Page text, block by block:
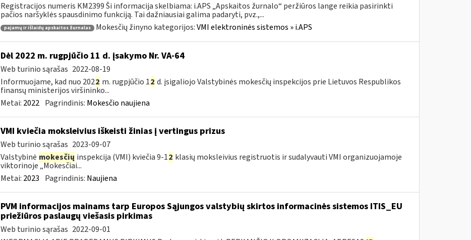
Registracijos numeris KM2399 Ši informacija skelbiama: i.APS „Apskaitos žurnalo“ peržiūros lange reikia pasirinkti
pačios naršyklės spausdinimo funkciją. Tai dažniausiai galima padaryti, pvz.,...
pajamų ir išlaidų apskaitos žurnalas Mokesčių žinyno kategorijos:VMI elektroninės sistemos » i.APS
Dėl 2022 m. rugpjūčio 11 d. įsakymo Nr. VA-64
Web turinio sąrašas 2022-08-19
Informuojame, kad nuo 2022 m. rugpjūčio 12 d. įsigaliojo Valstybinės mokesčių inspekcijos prie Lietuvos Respublikos
finansų ministerijos viršininko...
Metai: 2022 Pagrindinis: Mokesčio naujiena
VMI kviečia moksleivius iškeisti žinias į vertingus prizus
Web turinio sąrašas 2023-09-07
Valstybinė mokesčių inspekcija (VMI) kviečia 9-12 klasių moksleivius registruotis ir sudalyvauti VMI organizuojamoje
viktorinoje „Mokesčiai...
Metai: 2023 Pagrindinis: Naujiena
PVM informacijos mainams tarp Europos Sąjungos valstybių skirtos informacinės sistemos ITIS_EU
priežiūros paslaugų viešasis pirkimas
Web turinio sąrašas 2022-09-01